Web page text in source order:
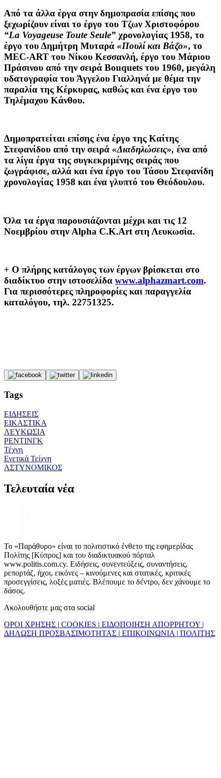
Από τα άλλα έργα στην δημοπρασία επίσης που
ξεχωρίζουν είναι το έργο του Τζων Χριστοφόρου
“La Voyageuse Toute Seule” χρονολογίας 1958, το
έργο του Δημήτρη Μυταρά «Πουλί και Βάζο», το
MEC-ART του Νίκου Κεσσανλή, έργο του Μάριου
Πράσινου από την σειρά Bouquets του 1960, μεγάλη
υδατογραφία του Άγγελου Γιαλληνά με θέμα την
παραλία της Κέρκυρας, καθώς και ένα έργο του
Τηλέμαχου Κάνθου.
Δημοπρατείται επίσης ένα έργο της Καίτης
Στεφανίδου από την σειρά «Διαδηλώσεις», ένα από
τα λίγα έργα της συγκεκριμένης σειράς που
ζωγράφισε, αλλά και ένα έργο του Τάσου Στεφανίδη
χρονολογίας 1958 και ένα γλυπτό του Θεόδουλου.
Όλα τα έργα παρουσιάζονται μέχρι και τις 12
Νοεμβρίου στην Alpha C.K.Art στη Λευκωσία.
+ Ο πλήρης κατάλογος των έργων βρίσκεται στο
διαδίκτυο στην ιστοσελίδα www.alphazmart.com.
Για περισσότερες πληροφορίες και παραγγελία
καταλόγου, τηλ. 22751325.
Tags
ΕΙΔΗΣΕΙΣ
ΕΙΚΑΣΤΙΚΑ
ΛΕΥΚΩΣΙΑ
ΡΕΝΤΙΝΓΚ
Τέχνη
Ενετικά Τείχνη
ΑΣΤΥΝΟΜΙΚΟΣ
Τελευταία νέα
Το «Παράθυρο» είναι το πολιτιστικό ένθετο της εφημερίδας
Πολίτης [Κύπρος] και του διαδικτυακού πόρταλ
www.politis.com.cy. Ειδήσεις, συνεντεύξεις, συναντήσεις,
ρεπορτάζ, ήχοι, εικόνες – κινούμενες και στατικές, κριτικές
προσεγγίσεις, λοξές ματιές. Βλέπουμε το δέντρο, δεν χάνουμε το
δάσος.
Ακολουθήστε μας στα social
ΟΡΟΙ ΧΡΗΣΗΣ | COOKIES | ΕΙΔΟΠΟΙΗΣΗ ΑΠΟΡΡΗΤΟΥ |
ΔΗΛΩΣΗ ΠΡΟΣΒΑΣΙΜΟΤΗΤΑΣ | ΕΠΙΚΟΙΝΩΝΙΑ | ΠΟΛΙΤΗΣ